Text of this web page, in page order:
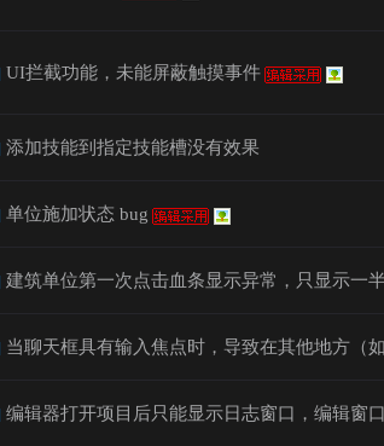
UI拦截功能，未能屏蔽触摸事件
添加技能到指定技能槽没有效果
单位施加状态 bug
建筑单位第一次点击血条显示异常，只显示一
当聊天框具有输入焦点时，导致在其他地方（
编辑器打开项目后只能显示日志窗口，编辑窗